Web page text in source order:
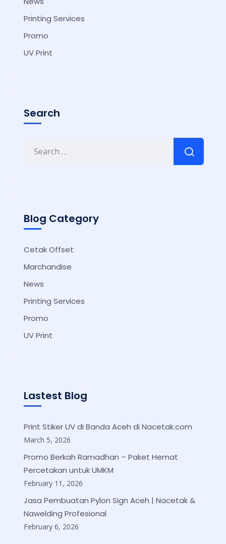
Printing Services
Promo
UV Print
Search
Blog Category
Cetak Offset
Marchandise
News
Printing Services
Promo
UV Print
Lastest Blog
Print Stiker UV di Banda Aceh di Nacetak.com
March 5, 2026
Promo Berkah Ramadhan – Paket Hemat
Percetakan untuk UMKM
February 11, 2026
Jasa Pembuatan Pylon Sign Aceh | Nacetak &
Nawelding Profesional
February 6, 2026